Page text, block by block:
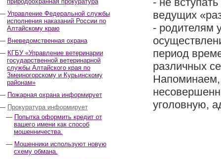
Управление Федеральной службы
исполнения наказаний России по
Алтайскому краю
Вневедомственная охрана
КГБУ «Управление ветеринарии
государственной ветеринарной
службы Алтайского края по
Змеиногорскому и Курьинскому
районам»
Пожарная охрана информирует
Прокуратура информирует
Попытка оформить кредит от
вашего имени как способ
мошенничества.
Мошенники используют новую
схему обмана.
ведущих
- родителям
период
различных
Напоминаем,
уголовную,